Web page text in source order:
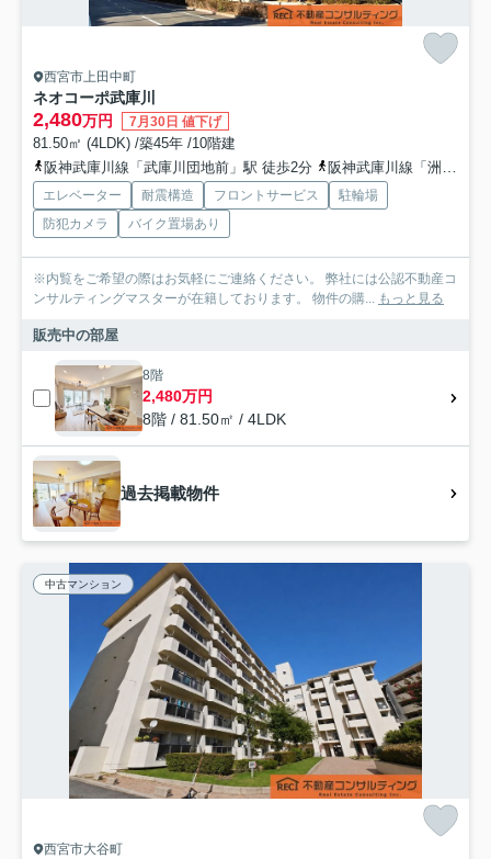
西宮市上田中町
ネオコーポ武庫川
2,480万円 7月30日 値下げ
81.50㎡ (4LDK) /築45年 /10階建
阪神武庫川線「武庫川団地前」駅 徒歩2分
阪神武庫川線「洲先」駅 徒歩11分
エレベーター 耐震構造 フロントサービス
駐輪場
防犯カメラ
バイク置場あり
※内覧をご希望の際はお気軽にご連絡ください。 弊社には公認不動産コ
ンサルティングマスターが在籍しております。 物件の購... もっと見る
販売中の部屋
8階
2,480万円
8階 / 81.50㎡ / 4LDK
過去掲載物件
中古マンション
西宮市大谷町